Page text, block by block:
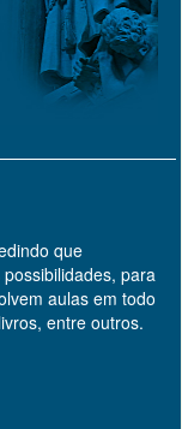
que
para
aulas em todo
entre outros.